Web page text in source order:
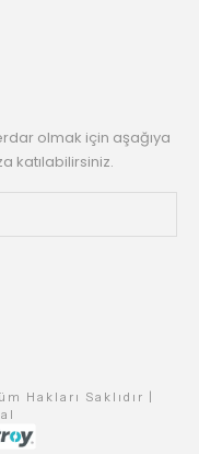
olmak için aşağıya
katılabilirsiniz.
Hakları Saklıdır |